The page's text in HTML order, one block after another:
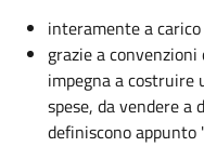
interamente a
grazie a
impegna a costruire
spese, da vendere a
definiscono appunto